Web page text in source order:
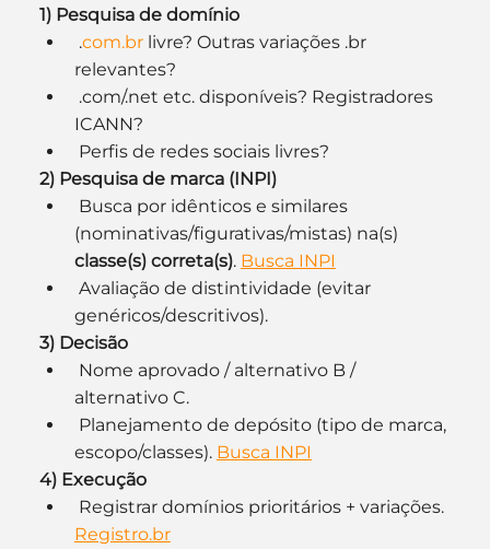
1) Pesquisa de domínio
.com.br livre? Outras variações .br
relevantes?
.com/.net etc. disponíveis? Registradores
ICANN?
Perfis de redes sociais livres?
2) Pesquisa de marca (INPI)
Busca por idênticos e similares
(nominativas/figurativas/mistas) na(s)
classe(s) correta(s). Busca INPI
Avaliação de distintividade (evitar
genéricos/descritivos).
3) Decisão
Nome aprovado / alternativo B /
alternativo C.
Planejamento de depósito (tipo de marca,
escopo/classes). Busca INPI
4) Execução
Registrar domínios prioritários + variações.
Registro.br